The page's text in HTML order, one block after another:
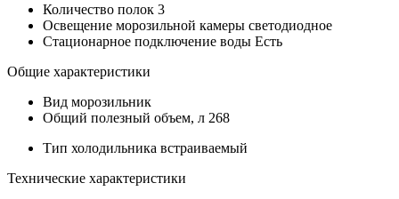
Количество полок 3
Освещение морозильной камеры светодиодное
Стационарное подключение воды Есть
Общие характеристики
Вид морозильник
Общий полезный объем, л 268
Тип холодильника встраиваемый
Технические характеристики